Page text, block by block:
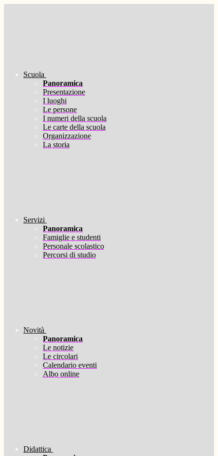
Scuola
Panoramica
Presentazione
I luoghi
Le persone
I numeri della scuola
Le carte della scuola
Organizzazione
La storia
Servizi
Panoramica
Famiglie e studenti
Personale scolastico
Percorsi di studio
Novità
Panoramica
Le notizie
Le circolari
Calendario eventi
Albo online
Didattica